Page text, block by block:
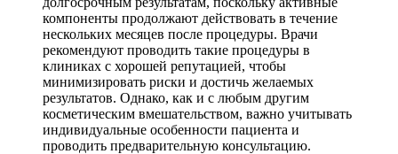
компоненты продолжают действовать в течение
нескольких месяцев после процедуры. Врачи
рекомендуют проводить такие процедуры в
клиниках с хорошей репутацией, чтобы
минимизировать риски и достичь желаемых
результатов. Однако, как и с любым другим
косметическим вмешательством, важно учитывать
индивидуальные особенности пациента и
проводить предварительную консультацию.